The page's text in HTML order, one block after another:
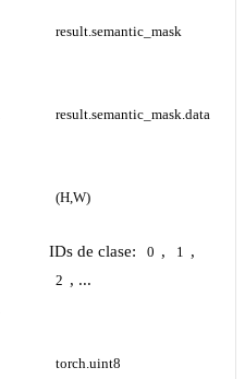
result.semantic_mask
result.semantic_mask.data
(H,W)
IDs de clase: 0 , 1 ,
2 , ...
torch.uint8